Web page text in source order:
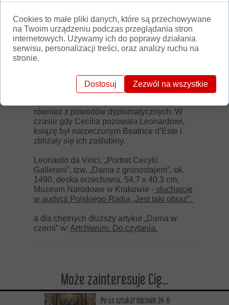
kałuży, zatem umrze, ale uniknie
zabrudzenia. Gronostaj tak czule
podtrzymywany i głaskany przez Cecilię
stanowi niewątpliwie aluzję do jej kochanka.
Czyż nie jest to przywołanie miłosnej relacji
Bianco Eremelino i jego Muzy?
można było jej przedstawić, nie tylko ze
względu na dworskie upodobania do
również z powodów dyplomatycznych. W
czasie gdy Cecilia pozowała Leonardowi,
książę był narzeczonym Beatrice d’Este i
zbliżały się ich zaślubiny.
Leonardo da Vinci, „Portret Cecylii
Gallerani”, tzw. „Dama z gronostajem”, ok.
1490, deska orzechowa, 54,7 x 40,3 cm,
Muzeum Narodowe w Krakowie - słuchajcie
w audycji Polskiego Radia „Jest taki obraz”.
a dla chętnych dłuższy artykuł „Dama w
czerni” w: Artchiwum. Do czytania.
Po co sztuka? Odcinek 24: O
Może zainteresuje Cię...
Cookies to małe pliki danych, które są przechowywane
na Twoim urządzeniu podczas przeglądania stron
internetowych. Używamy ich do poprawy działania
serwisu, personalizacji treści, oraz analizy ruchu na
stronie.
Dostosuj Zezwól na wszystkie